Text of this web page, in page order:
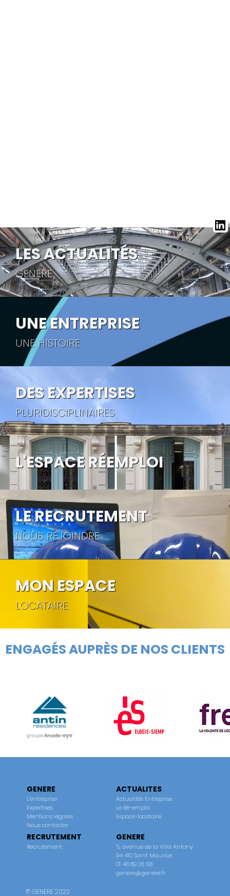
LES ACTUALITÉS
GENERE
UNE ENTREPRISE
UNE HISTOIRE
DES EXPERTISES
PLURIDISCIPLINAIRES
L'ESPACE RÉEMPLOI
LE RECRUTEMENT
NOUS REJOINDRE
MON ESPACE
LOCATAIRE
ENGAGÉS AUPRÈS DE NOS CLIENTS
GENERE
L'entreprise
Expertises
Mentions légales
Nous contacter
ACTUALITES
Actualités Entreprise
Le Ré-emploi
Espace-locataire
RECRUTEMENT
Recrutement
GENERE
5, avenue de la Villa Antony
94 410 Saint Maurice
01 48 89 28 58
genere@genere.fr
© GENERE 2022